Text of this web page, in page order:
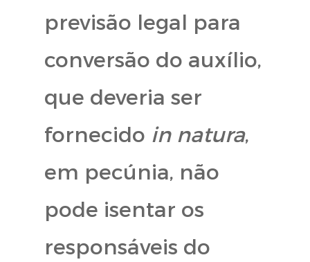
previsão legal para
conversão do auxílio,
que deveria ser
fornecido in natura,
em pecúnia, não
pode isentar os
responsáveis do